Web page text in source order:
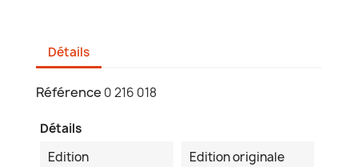
Détails
Référence 0 216 018
Détails
Edition
Edition originale